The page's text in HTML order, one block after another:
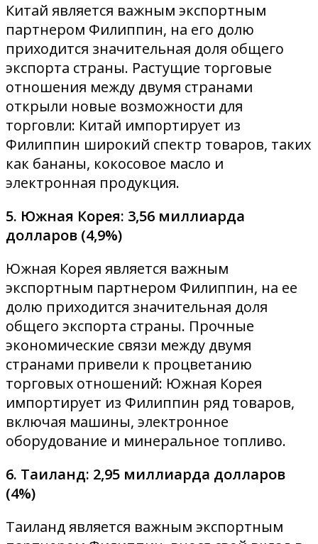
Китай является важным экспортным
партнером Филиппин, на его долю
приходится значительная доля общего
экспорта страны. Растущие торговые
отношения между двумя странами
открыли новые возможности для
торговли: Китай импортирует из
Филиппин широкий спектр товаров, таких
как бананы, кокосовое масло и
электронная продукция.
5. Южная Корея: 3,56 миллиарда
долларов (4,9%)
Южная Корея является важным
экспортным партнером Филиппин, на ее
долю приходится значительная доля
общего экспорта страны. Прочные
экономические связи между двумя
странами привели к процветанию
торговых отношений: Южная Корея
импортирует из Филиппин ряд товаров,
включая машины, электронное
оборудование и минеральное топливо.
6. Таиланд: 2,95 миллиарда долларов
(4%)
Таиланд является важным экспортным